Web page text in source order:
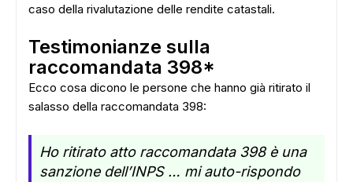
caso della rivalutazione delle rendite catastali.
Testimonianze sulla
raccomandata 398*
Ecco cosa dicono le persone che hanno già ritirato il
salasso della raccomandata 398:
Ho ritirato atto raccomandata 398 è una
sanzione dell’INPS … mi auto-rispondo